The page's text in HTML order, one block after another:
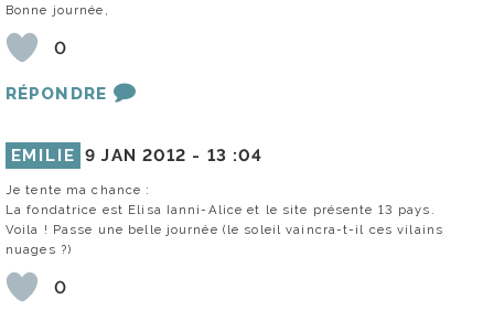
Bonne journée,
0
RÉPONDRE
EMILIE 9 JAN 2012 - 13 :04
Je tente ma chance :
La fondatrice est Elisa Ianni-Alice et le site présente 13 pays.
Voila ! Passe une belle journée (le soleil vaincra-t-il ces vilains
nuages ?)
0